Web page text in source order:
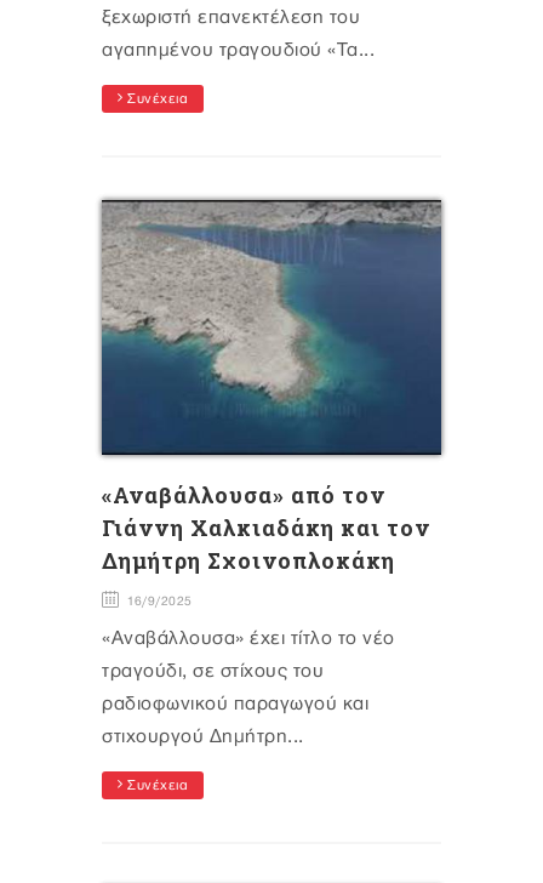
ξεχωριστή επανεκτέλεση του
αγαπημένου τραγουδιού «Τα...
Συνέχεια
«Αναβάλλουσα» από τον
Γιάννη Χαλκιαδάκη και τον
Δημήτρη Σχοινοπλοκάκη
16/9/2025
«Αναβάλλουσα» έχει τίτλο το νέο
τραγούδι, σε στίχους του
ραδιοφωνικού παραγωγού και
στιχουργού Δημήτρη...
Συνέχεια